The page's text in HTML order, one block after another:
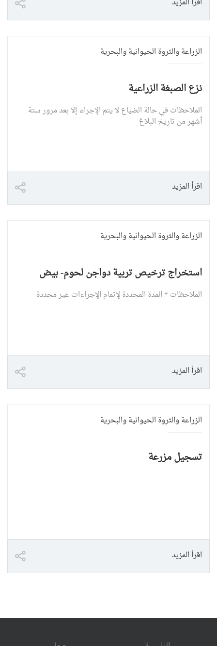
الزراعة والثروة الحيوانية والبحرية
نزع الصبغة الزراعية
الملاحظات في حالة الضياع لا يتم الإجراء إلا بعد مرور ستة
أشهر من تاريخ البلاغ
اقرأ المزيد
الزراعة والثروة الحيوانية والبحرية
استخراج ترخيص تربية دواجن لحوم- بيض
الملاحظات * المدة المحددة لإتمام الإجراءات غير محددة
اقرأ المزيد
الزراعة والثروة الحيوانية والبحرية
تسجيل مزرعة
اقرأ المزيد